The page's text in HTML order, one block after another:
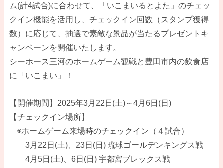
ム(計4試合)に合わせて、「いこまいるとよた」のチェッ
クイン機能を活用し、チェックイン回数（スタンプ獲得
数）に応じて、抽選で素敵な景品が当たるプレゼントキ
ャンペーンを開催いたします。
シーホース三河のホームゲーム観戦と豊田市内の飲食店
に「いこまい」！
【開催期間】2025年3月22日(土)～4月6日(日)
【チェックイン場所】
◉ホームゲーム来場時のチェックイン（４試合）
3月22日(土)、23日(日) 琉球ゴールデンキングス戦
4月5日(土)、6日(日) 宇都宮ブレックス戦